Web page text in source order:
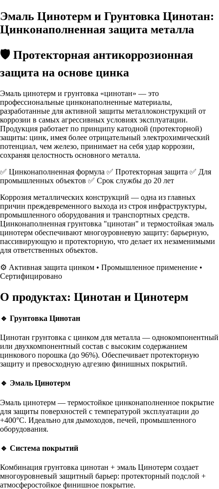
Эмаль Цинотерм и Грунтовка Цинотан:
Цинконаполненная защита металла
🛡️ Протекторная антикоррозионная
защита на основе цинка
Эмаль цинотерм и грунтовка «цинотан» — это
профессиональные цинконаполненные материалы,
разработанные для активной защиты металлоконструкций от
коррозии в самых агрессивных условиях эксплуатации.
Продукция работает по принципу катодной (протекторной)
защиты: цинк, имея более отрицательный электрохимический
потенциал, чем железо, принимает на себя удар коррозии,
сохраняя целостность основного металла.
✅ Цинконаполненная формула ✅ Протекторная защита ✅ Для
промышленных объектов ✅ Срок службы до 20 лет
Коррозия металлических конструкций — одна из главных
причин преждевременного выхода из строя инфраструктуры,
промышленного оборудования и транспортных средств.
Цинконаполненная грунтовка "цинотан" и термостойкая эмаль
цинотерм обеспечивают многоуровневую защиту: барьерную,
пассивирующую и протекторную, что делает их незаменимыми
для ответственных объектов.
⚙️ Активная защита цинком • Промышленное применение •
Сертифицировано
О продуктах: Цинотан и Цинотерм
🔹 Грунтовка Цинотан
Цинотан грунтовка с цинком для металла — однокомпонентный
или двухкомпонентный состав с высоким содержанием
цинкового порошка (до 96%). Обеспечивает протекторную
защиту и превосходную адгезию финишных покрытий.
🔹 Эмаль Цинотерм
Эмаль цинотерм — термостойкое цинконаполненное покрытие
для защиты поверхностей с температурой эксплуатации до
+400°C. Идеально для дымоходов, печей, промышленного
оборудования.
🔹 Система покрытий
Комбинация грунтовка цинотан + эмаль Цинотерм создает
многоуровневый защитный барьер: протекторный подслой +
атмосферостойкое финишное покрытие.